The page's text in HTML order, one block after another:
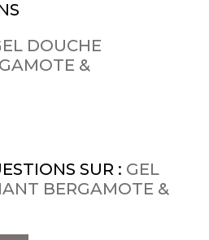
DOUCHE
&
SUR : GEL
BERGAMOTE &